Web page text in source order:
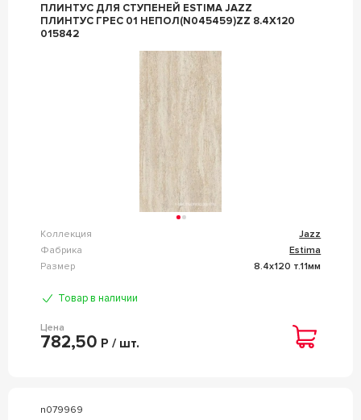
ПЛИНТУС ДЛЯ СТУПЕНЕЙ ESTIMA JAZZ
ПЛИНТУС ГРЕС 01 НЕПОЛ(N045459)ZZ 8.4X120
015842
Коллекция
Jazz
Фабрика
Estima
Размер
8.4x120 т.11мм
Товар в наличии
Цена
782,50 Р / шт.
n079969